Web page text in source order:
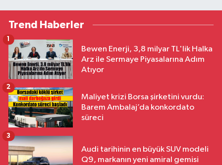
Trend Haberler
Bewen Enerji, 3,8 milyar TL'lik Halka
Arz ile Sermaye Piyasalarına Adım
Atıyor
1
Maliyet krizi Borsa şirketini vurdu:
Barem Ambalaj’da konkordato
süreci
2
Audi tarihinin en büyük SUV modeli
Q9, markanın yeni amiral gemisi
3